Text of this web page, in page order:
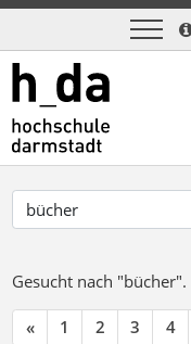
Gesucht nach "bücher".
« 1 2 3 4